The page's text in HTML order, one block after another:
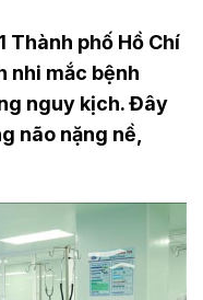
Thành phố Hồ Chí
nhi mắc bệnh
nguy kịch. Đây
não nặng nề,